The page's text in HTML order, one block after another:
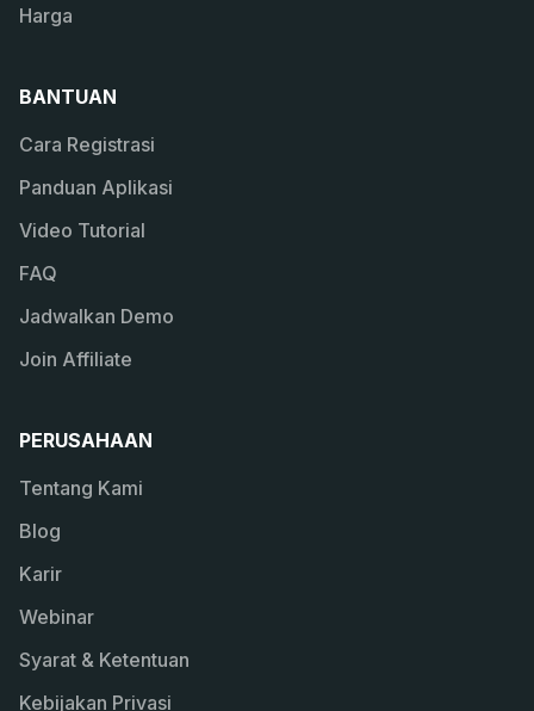
Harga
BANTUAN
Cara Registrasi
Panduan Aplikasi
Video Tutorial
FAQ
Jadwalkan Demo
Join Affiliate
PERUSAHAAN
Tentang Kami
Blog
Karir
Webinar
Syarat & Ketentuan
Kebijakan Privasi